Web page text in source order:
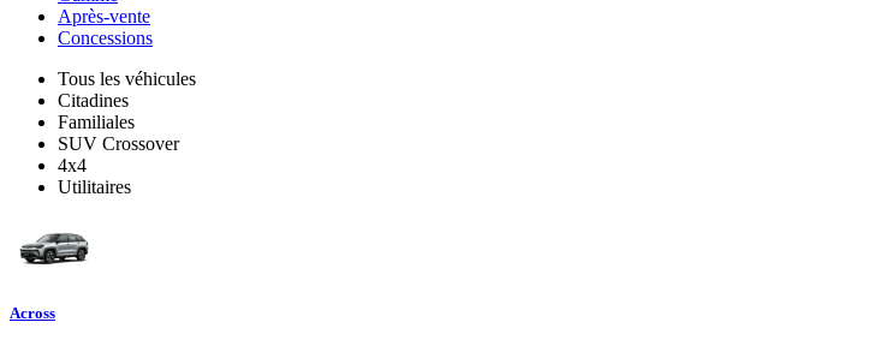
Après-vente
Concessions
Tous les véhicules
Citadines
Familiales
SUV Crossover
4x4
Utilitaires
Across